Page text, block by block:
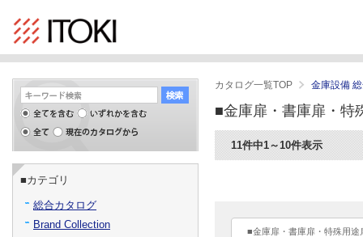
カタログ一覧TOP 金庫設備
■金庫扉・書庫扉・特
11件中1～10件表示
■金庫扉・書庫扉・特殊用途
■カテゴリ
総合カタログ
Brand Collection